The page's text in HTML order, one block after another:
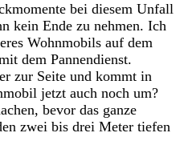
bei diesem Unfall
kein Ende zu nehmen. Ich
Wohnmobils auf dem
dem Pannendienst.
zur Seite und kommt in
jetzt auch noch um?
bevor das ganze
zwei bis drei Meter tiefen